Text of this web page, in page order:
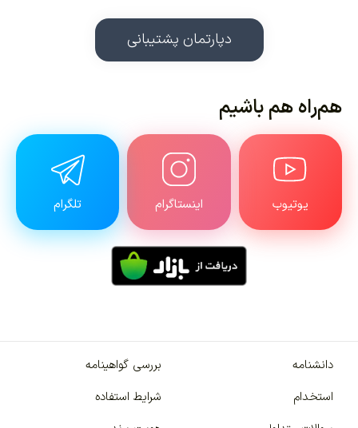
دپارتمان پشتیبانی
هم‌راه هم باشیم
یوتیوب اینستاگرام تلگرام
دانشنامه
بررسی گواهینامه
استخدام
شرایط استفاده